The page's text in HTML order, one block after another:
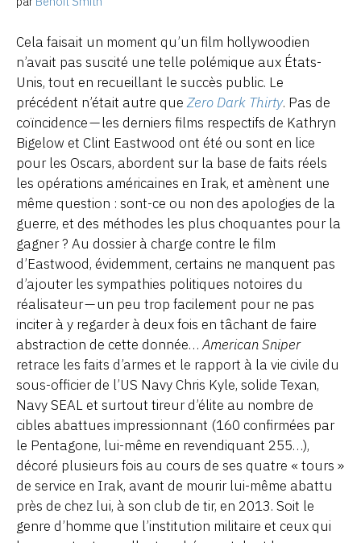
Cela faisait un moment qu’un film hollywoodien
n’avait pas suscité une telle polémique aux États-
Unis, tout en recueillant le succès public. Le
précédent n’était autre queZero Dark Thirty. Pas de
coïncidence — les derniers films respectifs de Kathryn
Bigelow et Clint Eastwood ont été ou sont en lice
pour les Oscars, abordent sur la base de faits réels
les opérations américaines en Irak, et amènent une
même question : sont-ce ou non des apologies de la
guerre, et des méthodes les plus choquantes pour la
gagner ? Au dossier à charge contre le film
d’Eastwood, évidemment, certains ne manquent pas
d’ajouter les sympathies politiques notoires du
réalisateur — un peu trop facilement pour ne pas
inciter à y regarder à deux fois en tâchant de faire
abstraction de cette donnée…American Sniper
retrace les faits d’armes et le rapport à la vie civile du
sous-officier de l’US Navy Chris Kyle, solide Texan,
Navy SEAL et surtout tireur d’élite au nombre de
cibles abattues impressionnant (160 confirmées par
le Pentagone, lui-même en revendiquant 255…),
décoré plusieurs fois au cours de ses quatre « tours »
de service en Irak, avant de mourir lui-même abattu
près de chez lui, à son club de tir, en 2013. Soit le
genre d’homme que l’institution militaire et ceux qui